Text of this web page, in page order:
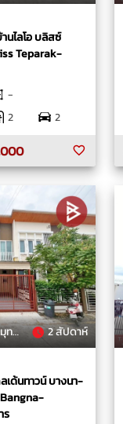
นไลโอ บลิสซ์
Teparak-
-
2
2
าร 2 สัปดาห์
เด้นทาวน์ บางนา-
ร